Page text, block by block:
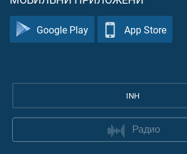
Google Play App Store
INH
Радио